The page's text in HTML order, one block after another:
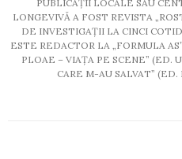
PUBLICAȚII LOCALE SAU
LONGEVIVĂ A FOST REVISTA
DE INVESTIGAȚII LA CINCI
ESTE REDACTOR LA „FORMULA
PLOAE – VIAȚA PE SCENE” (ED.
CARE M-AU SALVAT” (ED.